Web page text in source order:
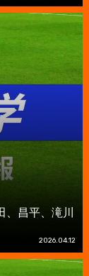
、昌平、滝川
2026.04.12